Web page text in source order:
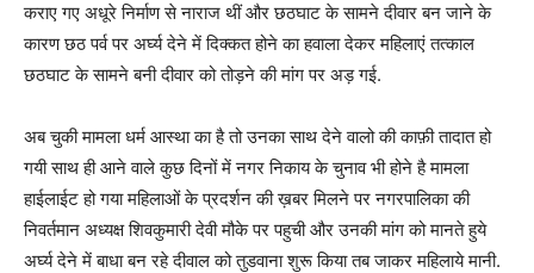
कराए गए अधूरे निर्माण से नाराज थीं और छठघाट के सामने दीवार बन जाने के
कारण छठ पर्व पर अर्घ्य देने में दिक्कत होने का हवाला देकर महिलाएं तत्काल
छठघाट के सामने बनी दीवार को तोड़ने की मांग पर अड़ गई.
अब चुकी मामला धर्म आस्था का है तो उनका साथ देने वालो की काफ़ी तादात हो
गयी साथ ही आने वाले कुछ दिनों में नगर निकाय के चुनाव भी होने है मामला
हाईलाईट हो गया महिलाओं के प्रदर्शन की ख़बर मिलने पर नगरपालिका की
निवर्तमान अध्यक्ष शिवकुमारी देवी मौके पर पहुची और उनकी मांग को मानते हुये
अर्घ्य देने में बाधा बन रहे दीवाल को तुडवाना शुरू किया तब जाकर महिलाये मानी.